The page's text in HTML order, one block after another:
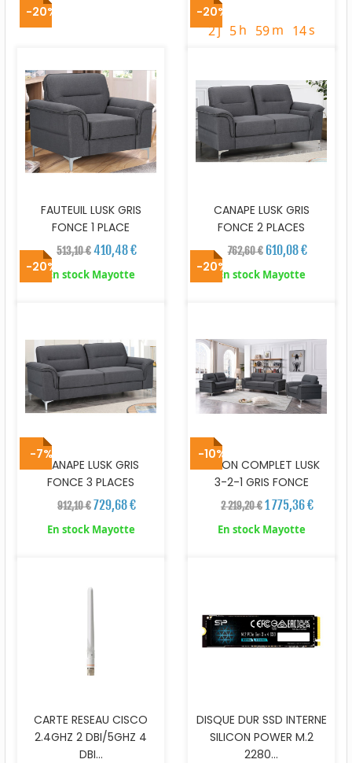
timer
2j 5h 59m 12s
-20%
FAUTEUIL LUSK GRIS
FONCE 1 PLACE
513,10 €410,48 €
En stock Mayotte
-20%
CANAPE LUSK GRIS
FONCE 2 PLACES
762,60 € 610,08 €
En stock Mayotte
-20%
CANAPE LUSK GRIS
FONCE 3 PLACES
912,10 €729,68 €
En stock Mayotte
-20%
SALON COMPLET LUSK
3-2-1 GRIS FONCE
2 219,20 €1 775,36 €
En stock Mayotte
-7%
CARTE RESEAU CISCO
2.4GHZ 2 DBI/5GHZ 4
DBI...
-10%
DISQUE DUR SSD INTERNE
SILICON POWER M.2
2280...